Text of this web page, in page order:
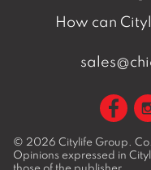
How can
© 2026 Citylife Group.
Opinions expressed in